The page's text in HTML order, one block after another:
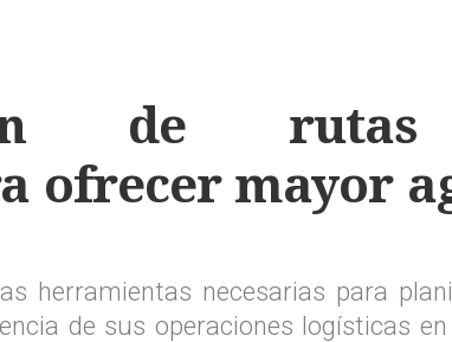
de rutas
ofrecer mayor
herramientas necesarias para
de sus operaciones logísticas